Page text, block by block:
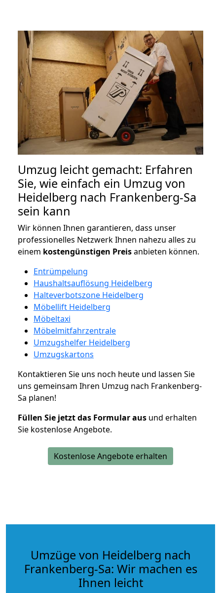
Umzug leicht gemacht: Erfahren
Sie, wie einfach ein Umzug von
Heidelberg nach Frankenberg-Sa
sein kann
Wir können Ihnen garantieren, dass unser
professionelles Netzwerk Ihnen nahezu alles zu
einem kostengünstigen Preisanbieten können.
Entrümpelung
Haushaltsauflösung Heidelberg
Halteverbotszone Heidelberg
Möbellift Heidelberg
Möbeltaxi
Möbelmitfahrzentrale
Umzugshelfer Heidelberg
Umzugskartons
Kontaktieren Sie uns noch heute und lassen Sie
uns gemeinsam Ihren Umzug nach Frankenberg-
Sa planen!
Füllen Sie jetzt das Formular aus und erhalten
Sie kostenlose Angebote.
Kostenlose Angebote erhalten
Umzüge von Heidelberg nach
Frankenberg-Sa: Wir machen es
Ihnen leicht